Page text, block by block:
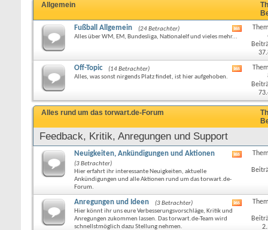
Allgemein
Fußball Allgemein
(24 Betrachter)
Alles über WM, EM, Bundesliga, Nationalelf und vieles mehr...
RSS-
dieses
Forums
Off-Topic
(14 Betrachter)
Alles, was sonst nirgends Platz findet, ist hier aufgehoben.
RSS-
dieses
Forums
Alles rund um das torwart.de-Forum
Feedback, Kritik, Anregungen und Support
Neuigkeiten, Ankündigungen und Aktionen
(3 Betrachter)
Hier erfahrt ihr interessante Neuigkeiten, aktuelle
Ankündigungen und alle Aktionen rund um das torwart.de-
Forum.
RSS-
dieses
Anregungen und Ideen
(3 Betrachter)
Hier könnt ihr uns eure Verbesserungsvorschläge, Kritik und
Anregungen zukommen lassen. Das torwart.de-Team wird
schnellstmöglich dazu Stellung nehmen.
RSS-
dieses